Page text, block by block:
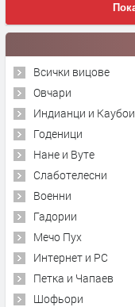
Всички вицове
Овчари
Индианци и Каубои
Годеници
Нане и Вуте
Слаботелесни
Военни
Гадории
Мечо Пух
Интернет и PC
Петка и Чапаев
Шофьори